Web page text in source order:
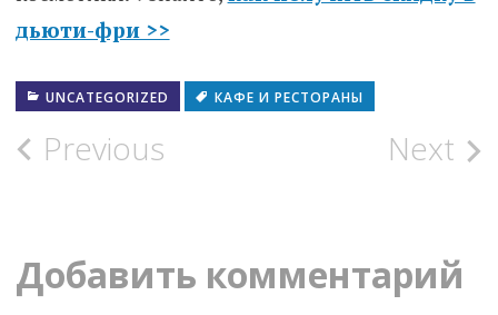
дьюти-фри >>
UNCATEGORIZED КАФЕ И РЕСТОРАНЫ
Post
Previous Next
Добавить комментарий